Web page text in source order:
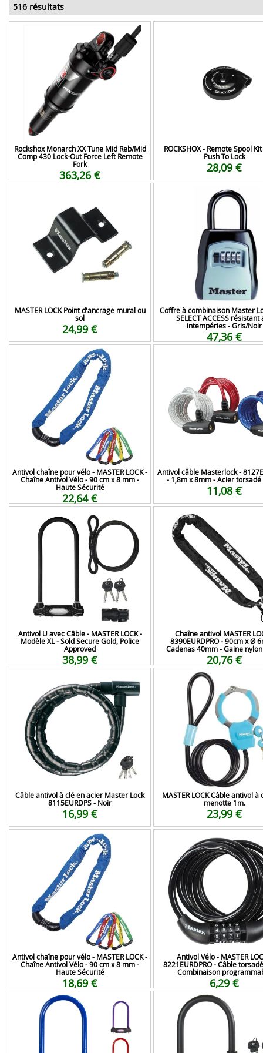
516 résultats
Rockshox Monarch XX Tune Mid Reb/Mid
Comp 430 Lock-Out Force Left Remote
Fork
363,26 €
ROCKSHOX - Remote Spool
Push To Lock
28,09 €
MASTER LOCK Point d'ancrage mural ou
sol
24,99 €
Coffre à combinaison Master
SELECT ACCESS résistant
intempéries - Gris/Noir
47,36 €
Antivol chaîne pour vélo - MASTER LOCK -
Chaîne Antivol Vélo - 90 cm x 8 mm -
Haute Sécurité
22,64 €
Antivol câble Masterlock -
- 1,8m x 8mm - Acier torsadé
11,08 €
Antivol U avec Câble - MASTER LOCK -
Modèle XL - Sold Secure Gold, Police
Approved
38,99 €
Chaîne antivol MASTER
8390EURDPRO - 90cm x Ø
Cadenas 40mm - Gaine
20,76 €
Câble antivol à clé en acier Master Lock
8115EURDPS - Noir
16,99 €
MASTER LOCK Câble antivol à
menotte 1m.
23,99 €
Antivol chaîne pour vélo - MASTER LOCK -
Chaîne Antivol Vélo - 90 cm x 8 mm -
Haute Sécurité
18,69 €
Antivol Vélo - MASTER
8221EURDPRO - Câble
Combinaison
6,29 €